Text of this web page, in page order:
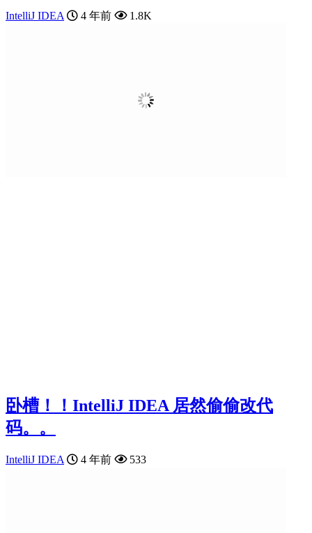
IntelliJ IDEA 4 年前 1.8K
卧槽！！IntelliJ IDEA 居然偷偷改代
码。。
IntelliJ IDEA 4 年前 533